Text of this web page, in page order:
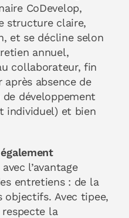
CoDevelop,
structure claire,
et se décline selon
annuel,
collaborateur, fin
absence de
développement
individuel) et bien
également
avec l’avantage
entretiens : de la
objectifs. Avec tipee,
la